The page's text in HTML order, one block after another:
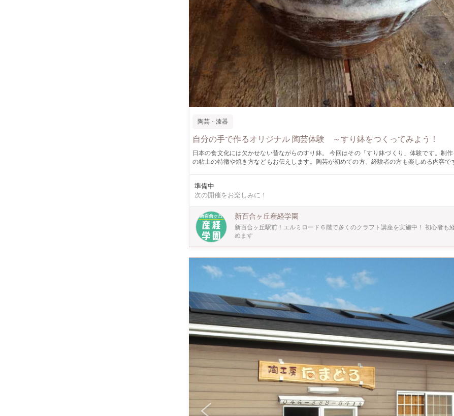
陶芸・漆器
自分の手で作るオリジナル 陶芸体験 ～すり鉢をつくってみよう！
日本の食文化には欠かせない昔ながらのすり鉢。 今回はその「すり鉢づくり」体験です。制作を通して陶芸
の粘土の特徴や焼き方などもお伝えします。陶芸が初めての方、経験者の方も楽しめる内容です。 土も
お使いいただいても素敵です。
準備中
次の開催をお楽しみに！
新百合ヶ丘産経学園
新百合ヶ丘駅前！エルミロード６階で多くのクラフト講座を実施中！ 初心者も
めます